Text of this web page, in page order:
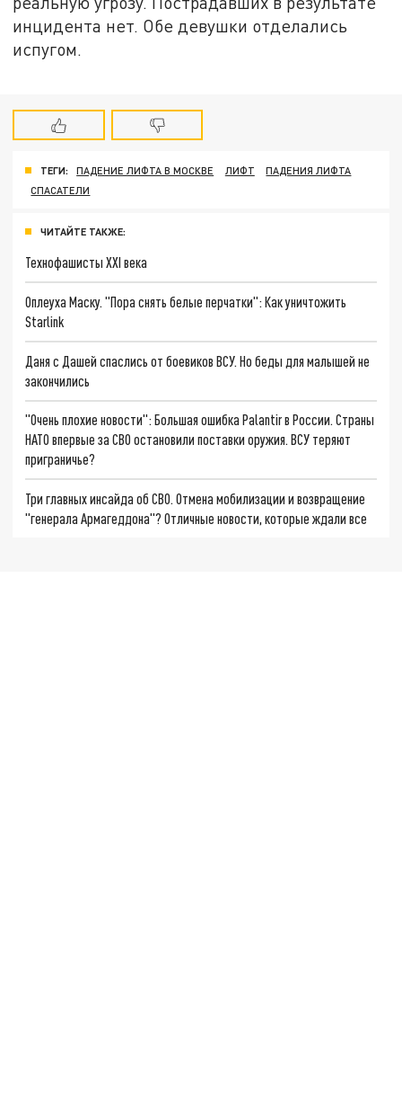
инцидента нет. Обе девушки отделались
испугом.
ТЕГИ: ПАДЕНИЕ ЛИФТА В МОСКВЕ ЛИФТ
ПАДЕНИЯ ЛИФТА
СПАСАТЕЛИ
ЧИТАЙТЕ ТАКЖЕ:
Технофашисты XXI века
Оплеуха Маску. "Пора снять белые перчатки": Как уничтожить
Starlink
Даня с Дашей спаслись от боевиков ВСУ. Но беды для малышей не
закончились
"Очень плохие новости": Большая ошибка Palantir в России. Страны
НАТО впервые за СВО остановили поставки оружия. ВСУ теряют
приграничье?
Три главных инсайда об СВО. Отмена мобилизации и возвращение
"генерала Армагеддона"? Отличные новости, которые ждали все